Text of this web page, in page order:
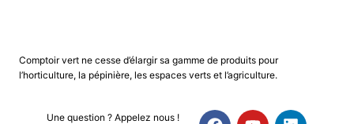
Comptoir vert ne cesse d’élargir sa gamme de produits pour
l’horticulture, la pépinière, les espaces verts et l’agriculture.
Une question ? Appelez nous !